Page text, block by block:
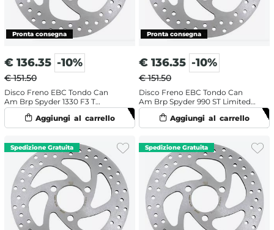
€ 136.35 -10%
€ 151.50
Disco Freno EBC Tondo Can
Am Brp Spyder 1330 F3 T
Limited (2016-2017) Anteriore
€ 136.35 -10%
€ 151.50
Disco Freno EBC Tondo Can
Am Brp Spyder 990 ST Limited
(2013-2015) Anteriore